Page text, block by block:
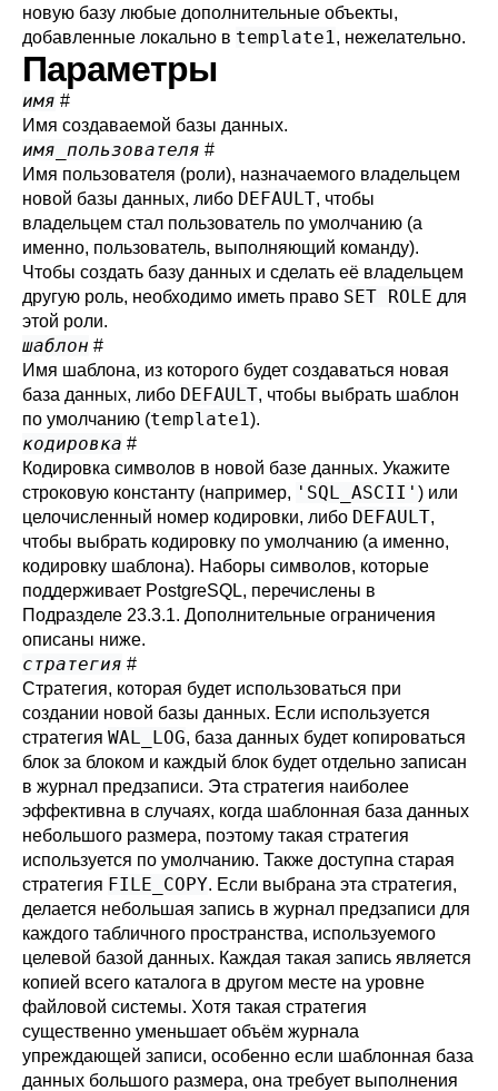
новую базу любые дополнительные объекты,
добавленные локально в template1, нежелательно.
Параметры
имя #
Имя создаваемой базы данных.
имя_пользователя #
Имя пользователя (роли), назначаемого владельцем
новой базы данных, либо DEFAULT, чтобы
владельцем стал пользователь по умолчанию (а
именно, пользователь, выполняющий команду).
Чтобы создать базу данных и сделать её владельцем
другую роль, необходимо иметь право SET ROLE для
этой роли.
шаблон #
Имя шаблона, из которого будет создаваться новая
база данных, либо DEFAULT, чтобы выбрать шаблон
по умолчанию (template1).
кодировка #
Кодировка символов в новой базе данных. Укажите
строковую константу (например, 'SQL_ASCII' ) или
целочисленный номер кодировки, либо DEFAULT,
чтобы выбрать кодировку по умолчанию (а именно,
кодировку шаблона). Наборы символов, которые
поддерживает PostgreSQL, перечислены в
Подразделе 23.3.1. Дополнительные ограничения
описаны ниже.
стратегия #
Стратегия, которая будет использоваться при
создании новой базы данных. Если используется
стратегия WAL_LOG, база данных будет копироваться
блок за блоком и каждый блок будет отдельно записан
в журнал предзаписи. Эта стратегия наиболее
эффективна в случаях, когда шаблонная база данных
небольшого размера, поэтому такая стратегия
используется по умолчанию. Также доступна старая
стратегия FILE_COPY. Если выбрана эта стратегия,
делается небольшая запись в журнал предзаписи для
каждого табличного пространства, используемого
целевой базой данных. Каждая такая запись является
копией всего каталога в другом месте на уровне
файловой системы. Хотя такая стратегия
существенно уменьшает объём журнала
упреждающей записи, особенно если шаблонная база
данных большого размера, она требует выполнения